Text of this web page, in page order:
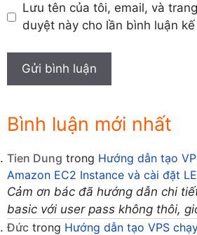
Lưu tên của tôi, email, và
duyệt này cho lần bình luận
Bình luận mới nhất
Tien Dung trong Hướng dẫn tạo
Amazon EC2 Instance và cài đặt
Cảm ơn bác đã hướng dẫn chi
basic với user pass không thôi,
Đức trong Hướng dẫn tạo VPS